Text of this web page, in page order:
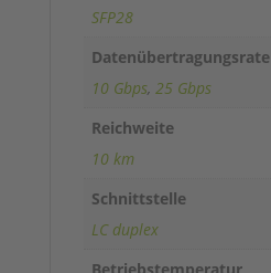
SFP28
Datenübertragungsrate
10 Gbps, 25 Gbps
Reichweite
10 km
Schnittstelle
LC duplex